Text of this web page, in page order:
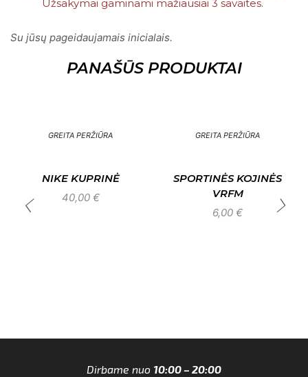
Užsakymai gaminami mažiausiai 3 savaites. ​
Su jūsų pageidaujamais inicialais.
PANAŠŪS PRODUKTAI
GREITA PERŽIŪRA
NIKE KUPRINĖ
40,00 €
GREITA PERŽIŪRA
SPORTINĖS KOJINĖS
VRFM
6,00 €
Dirbame nuo 10:00 – 20:00